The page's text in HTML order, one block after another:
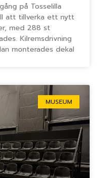
på Tosselilla
att tillverka ett nytt
med 288 st
Kilremsdrivning
monterades dekal
MUSEUM